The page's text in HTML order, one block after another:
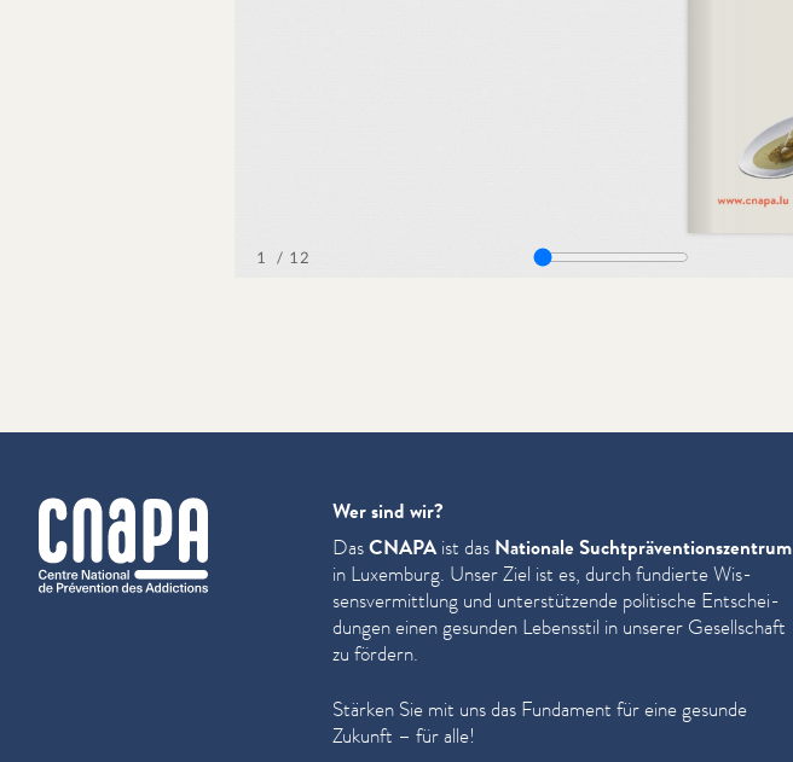
cnapa
Wer sind wir?
DasCNAPAist das Nationale Sucht­präven­tion­szen­trum
in Luxemburg. Unser Ziel ist es, durch fundierte Wis­
sensver­mit­tlung und unter­stützende politische Entschei­
dun­gen einen gesunden Lebensstil in unserer Gesellschaft
zu fördern.
Stärken Sie mit uns das Fundament für eine gesunde
Zukunft – für alle!